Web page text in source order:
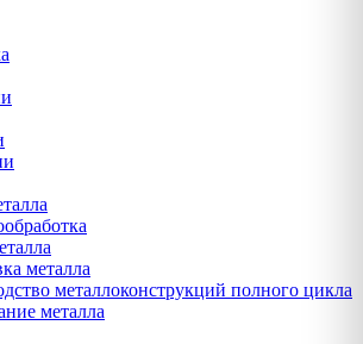
металла
металлоконструкций полного цикла
металла